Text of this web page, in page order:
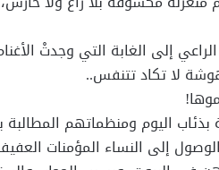
إلى الغابة التي وجدتْ
لا تكاد تتنفس..
اليوم ومنظماتهم
الوصول إلى النساء المؤمنات